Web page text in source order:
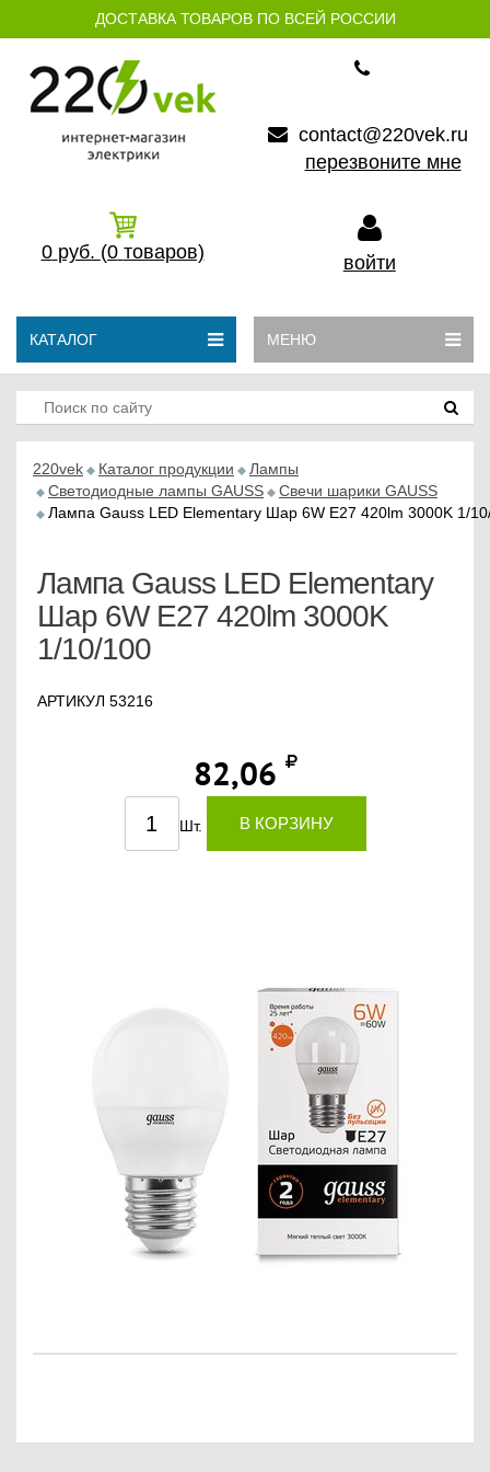
ДОСТАВКА ТОВАРОВ ПО ВСЕЙ РОССИИ
contact@220vek.ru
перезвоните мне
0 руб. (0 товаров) войти
КАТАЛОГ МЕНЮ
220vek Каталог продукции
Лампы
Светодиодные лампы GAUSS
Свечи шарики GAUSS
Лампа Gauss LED Elementary Шар 6W E27 420lm 3000K 1/
Лампа Gauss LED Elementary
Шар 6W E27 420lm 3000K
1/10/100
АРТИКУЛ 53216
82,06
Шт. В КОРЗИНУ